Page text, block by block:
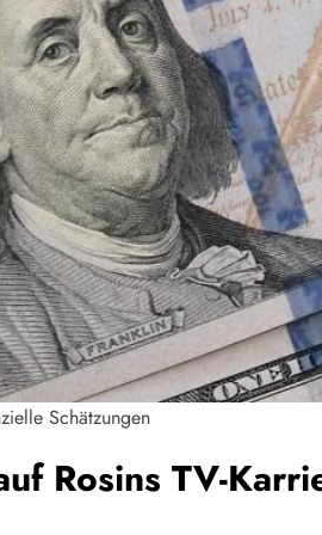
Schätzungen
Rosins TV-